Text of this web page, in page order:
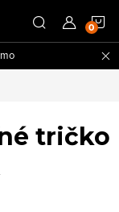
tričko